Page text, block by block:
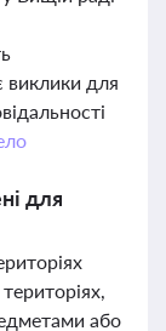
для
для
або